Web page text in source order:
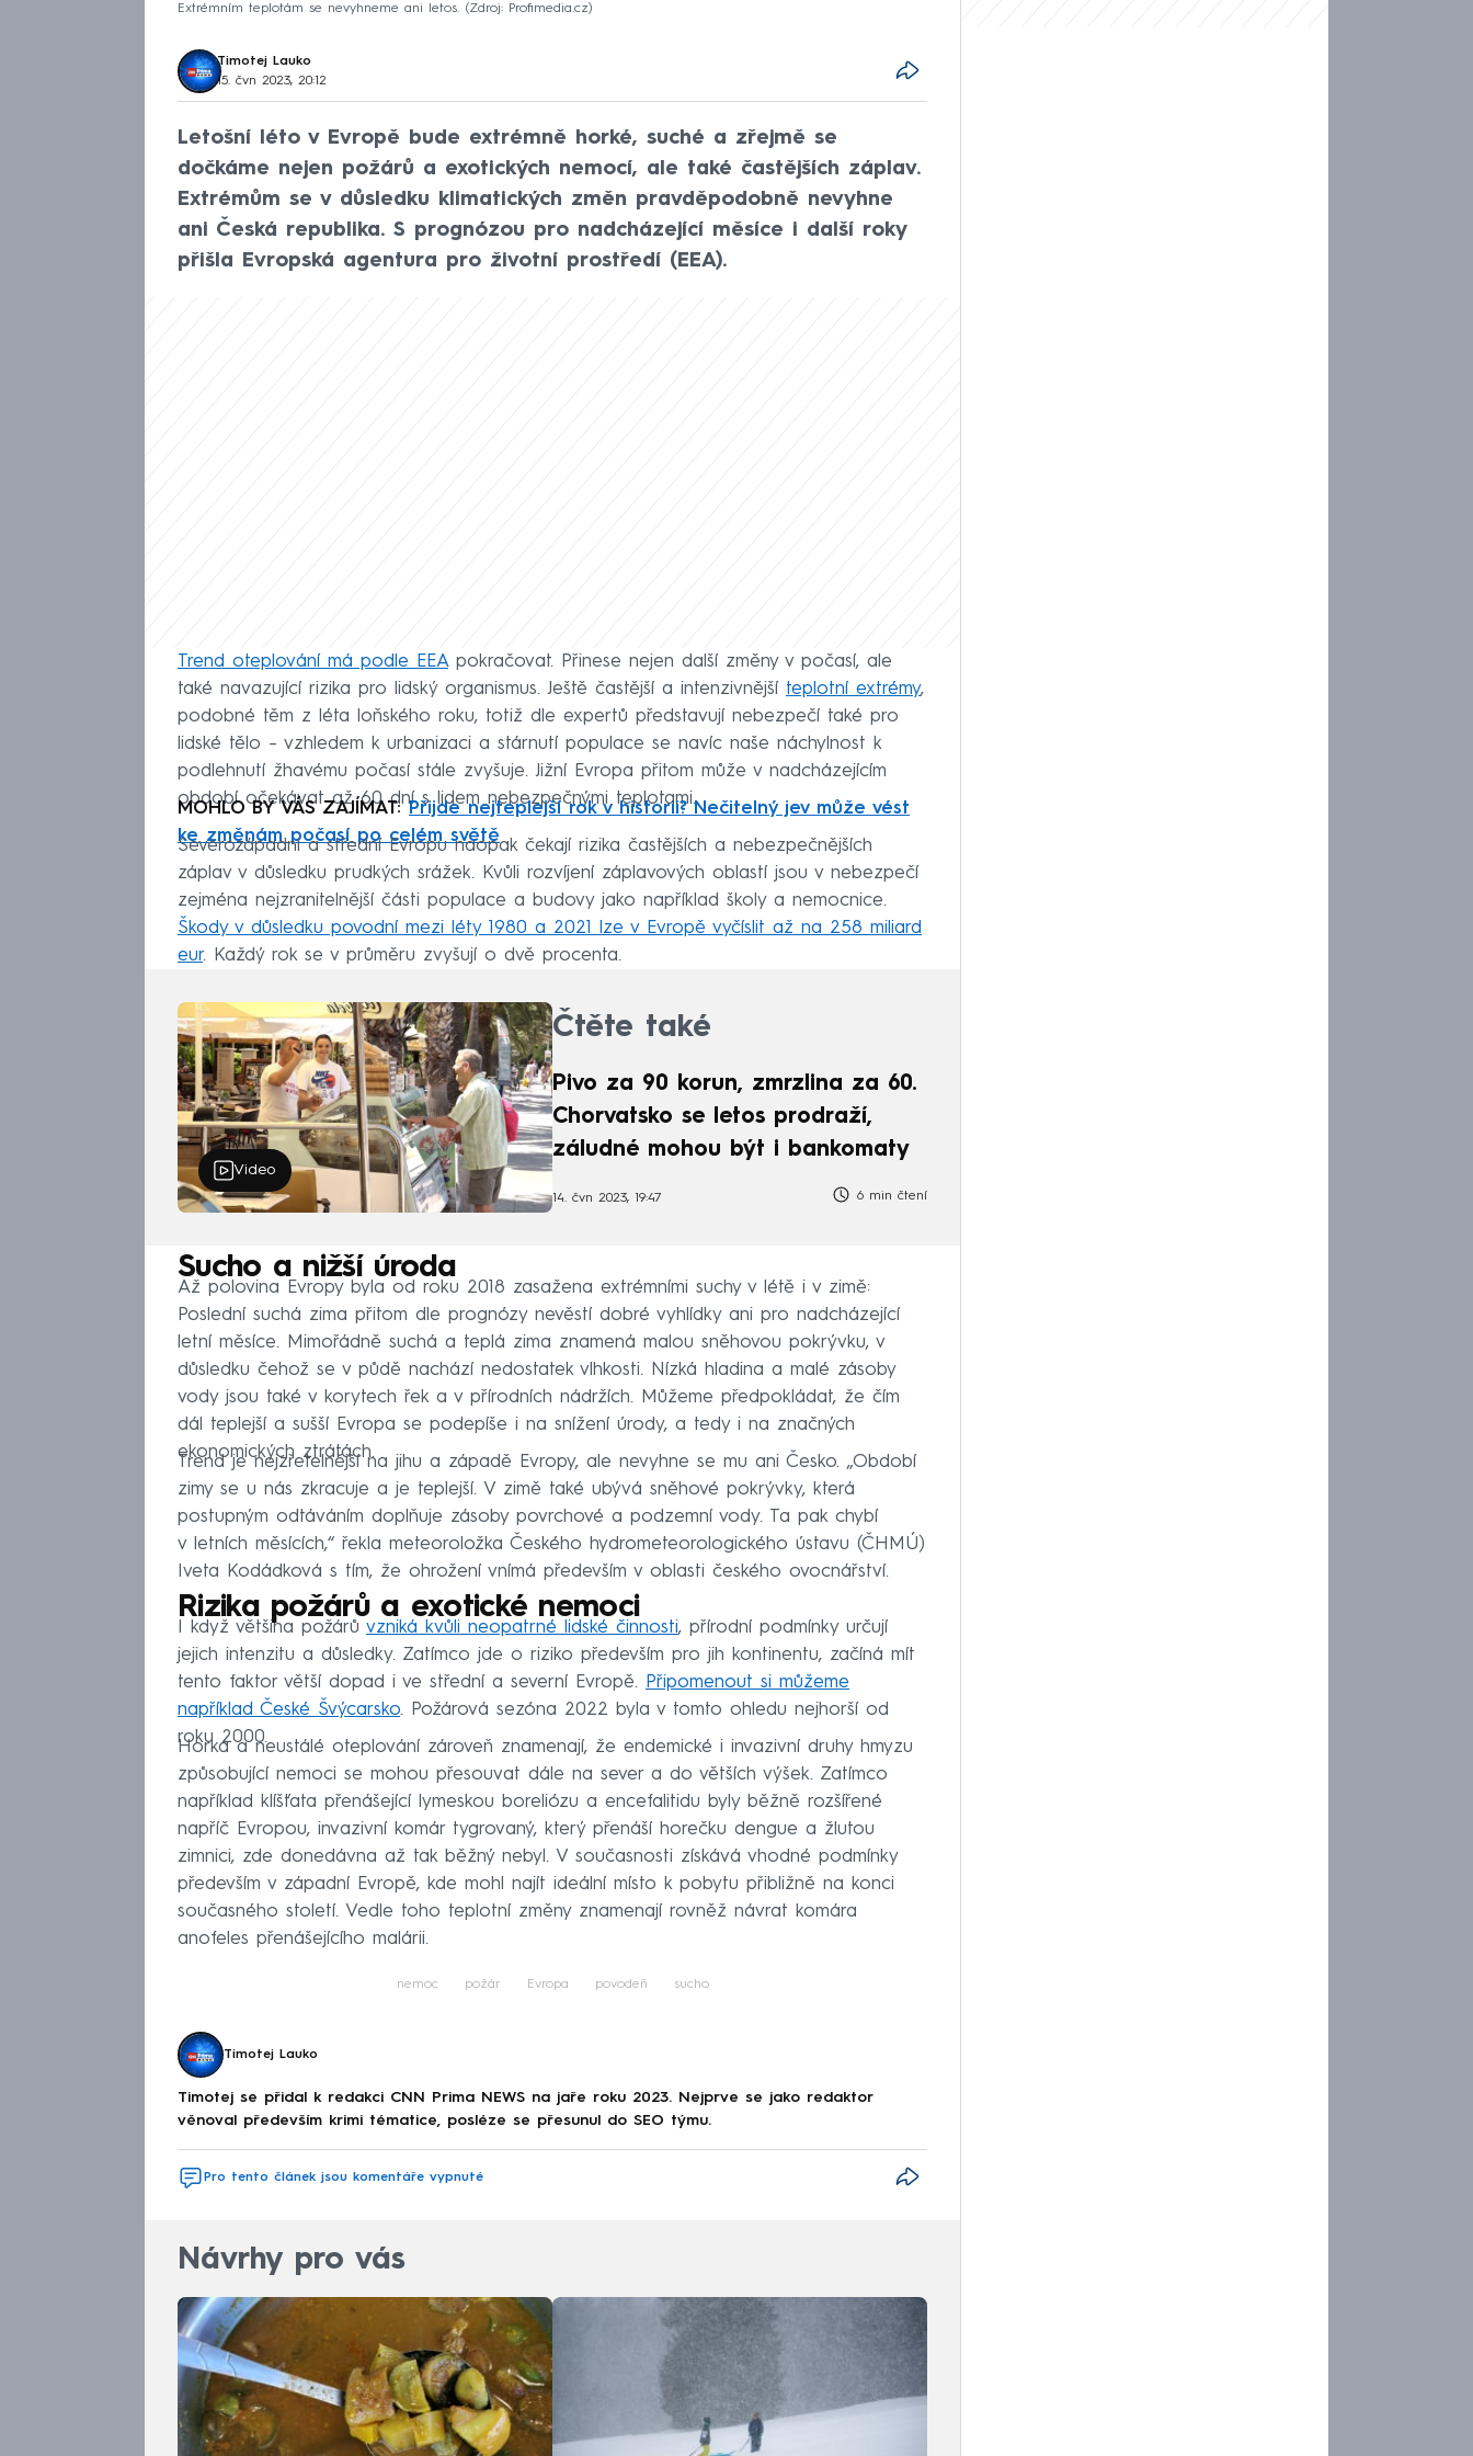
Extrémním teplotám se nevyhneme ani letos. Zdroj: Profimedia.cz
Timotej Lauko
15. čvn 2023, 20:12
Letošní léto v Evropě bude extrémně horké, suché a zřejmě se
dočkáme nejen požárů a exotických nemocí, ale také častějších záplav.
Extrémům se v důsledku klimatických změn pravděpodobně nevyhne
ani Česká republika. S prognózou pro nadcházející měsíce i další roky
přišla Evropská agentura pro životní prostředí (EEA).
Trend oteplování má podle EEApokračovat. Přinese nejen další změny v počasí, ale
také navazující rizika pro lidský organismus. Ještě častější a intenzivnější teplotní extrémy,
podobné těm z léta loňského roku, totiž dle expertů představují nebezpečí také pro
lidské tělo – vzhledem k urbanizaci a stárnutí populace se navíc naše náchylnost k
podlehnutí žhavému počasí stále zvyšuje. Jižní Evropa přitom může v nadcházejícím
období očekávat až 60 dní s lidem nebezpečnými teplotami.
MOHLO BY VÁS ZAJÍMAT:Přijde nejteplejší rok v historii? Nečitelný jev může vést
ke změnám počasí po celém světě
Severozápadní a střední Evropu naopak čekají rizika častějších a nebezpečnějších
záplav v důsledku prudkých srážek. Kvůli rozvíjení záplavových oblastí jsou v nebezpečí
zejména nejzranitelnější části populace a budovy jako například školy a nemocnice.
Škody v důsledku povodní mezi léty 1980 a 2021 lze v Evropě vyčíslit až na 258 miliard
eur. Každý rok se v průměru zvyšují o dvě procenta.
Video
Čtěte také
Pivo za 90 korun, zmrzlina za 60.
Chorvatsko se letos prodraží,
záludné mohou být i bankomaty
14. čvn 2023, 19:47 6 min čtení
Sucho a nižší úroda
Až polovina Evropy byla od roku 2018 zasažena extrémními suchy v létě i v zimě:
Poslední suchá zima přitom dle prognózy nevěstí dobré vyhlídky ani pro nadcházející
letní měsíce. Mimořádně suchá a teplá zima znamená malou sněhovou pokrývku, v
důsledku čehož se v půdě nachází nedostatek vlhkosti. Nízká hladina a malé zásoby
vody jsou také v korytech řek a v přírodních nádržích. Můžeme předpokládat, že čím
dál teplejší a sušší Evropa se podepíše i na snížení úrody, a tedy i na značných
ekonomických ztrátách.
Trend je nejzřetelnější na jihu a západě Evropy, ale nevyhne se mu ani Česko. „Období
zimy se u nás zkracuje a je teplejší. V zimě také ubývá sněhové pokrývky, která
postupným odtáváním doplňuje zásoby povrchové a podzemní vody. Ta pak chybí
v letních měsících,“ řekla meteoroložka Českého hydrometeorologického ústavu (ČHMÚ)
Iveta Kodádková s tím, že ohrožení vnímá především v oblasti českého ovocnářství.
Rizika požárů a exotické nemoci
I když většina požárů vzniká kvůli neopatrné lidské činnosti, přírodní podmínky určují
jejich intenzitu a důsledky. Zatímco jde o riziko především pro jih kontinentu, začíná mít
tento faktor větší dopad i ve střední a severní Evropě. Připomenout si můžeme
například České Švýcarsko. Požárová sezóna 2022 byla v tomto ohledu nejhorší od
roku 2000.
Horka a neustálé oteplování zároveň znamenají, že endemické i invazivní druhy hmyzu
způsobující nemoci se mohou přesouvat dále na sever a do větších výšek. Zatímco
například klíšťata přenášející lymeskou boreliózu a encefalitidu byly běžně rozšířené
napříč Evropou, invazivní komár tygrovaný, který přenáší horečku dengue a žlutou
zimnici, zde donedávna až tak běžný nebyl. V současnosti získává vhodné podmínky
především v západní Evropě, kde mohl najít ideální místo k pobytu přibližně na konci
současného století. Vedle toho teplotní změny znamenají rovněž návrat komára
anofeles přenášejícího malárii.
nemoc požár Evropa povodeň sucho
Timotej Lauko
Timotej se přidal k redakci CNN Prima NEWS na jaře roku 2023. Nejprve se jako redaktor
věnoval především krimi tématice, posléze se přesunul do SEO týmu.
Pro tento článek jsou komentáře vypnuté
Návrhy pro vás